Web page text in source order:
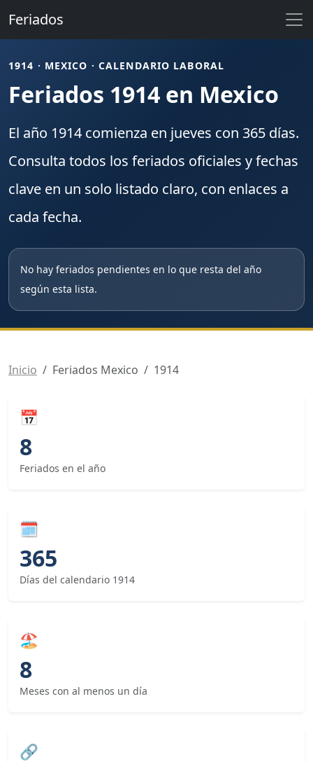
Feriados
1914 · MEXICO · CALENDARIO LABORAL
Feriados 1914 en Mexico
El año 1914 comienza en jueves con 365 días.
Consulta todos los feriados oficiales y fechas
clave en un solo listado claro, con enlaces a
cada fecha.
No hay feriados pendientes en lo que resta del año
según esta lista.
Inicio Feriados Mexico 1914
📅
8
Feriados en el año
🗓
365
Días del calendario 1914
🏖
8
Meses con al menos un día
🔗